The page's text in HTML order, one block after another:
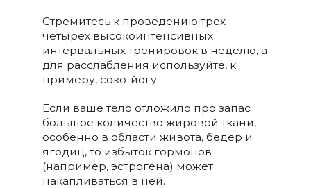
Стремитесь к проведению трех-
четырех высокоинтенсивных
интервальных тренировок в неделю, а
для расслабления используйте, к
примеру, соко-йогу.
Если ваше тело отложило про запас
большое количество жировой ткани,
особенно в области живота, бедер и
ягодиц, то избыток гормонов
(например, эстрогена) может
накапливаться в ней.